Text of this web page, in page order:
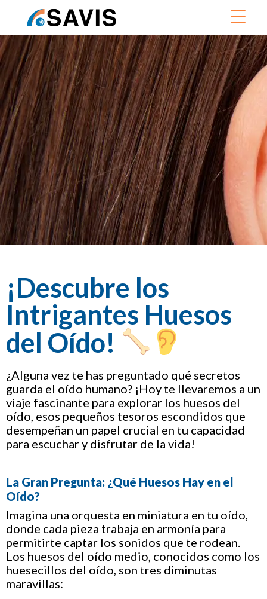
¡Descubre los
Intrigantes Huesos
del Oído!
¿Alguna vez te has preguntado qué secretos
guarda el oído humano? ¡Hoy te llevaremos a un
viaje fascinante para explorar los huesos del
oído, esos pequeños tesoros escondidos que
desempeñan un papel crucial en tu capacidad
para escuchar y disfrutar de la vida!
La Gran Pregunta: ¿Qué Huesos Hay en el
Oído?
Imagina una orquesta en miniatura en tu oído,
donde cada pieza trabaja en armonía para
permitirte captar los sonidos que te rodean.
Los huesos del oído medio, conocidos como los
huesecillos del oído, son tres diminutas
maravillas: